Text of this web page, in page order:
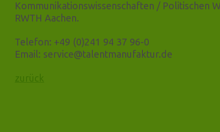
Kommunikationswissenschaften / Politischen
RWTH Aachen.
Telefon: +49 (0)241 94 37 96-0
Email: service@talentmanufaktur.de
zurück